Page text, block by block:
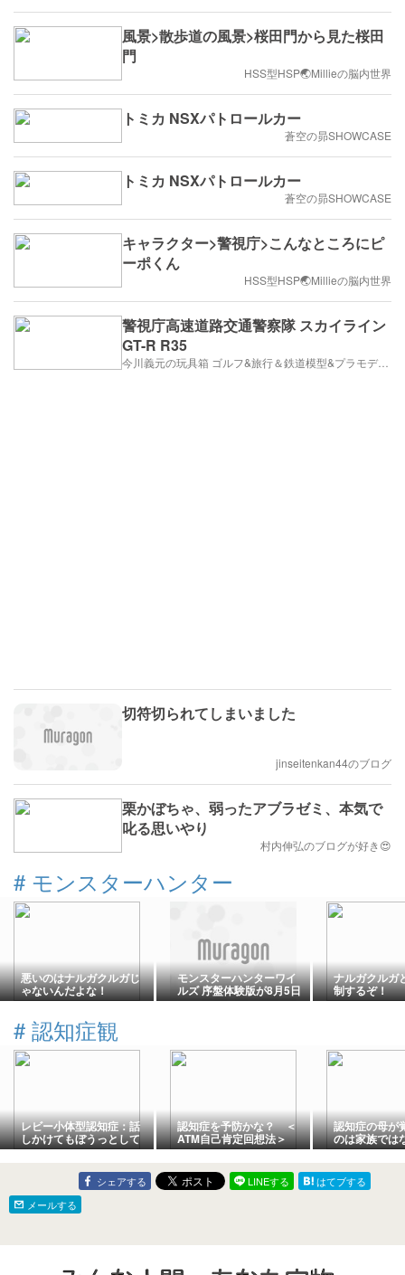
風景>散歩道の風景>桜田門から見た桜田
門
HSS型HSP🌏Millieの脳内世界
トミカ NSXパトロールカー
蒼空の昴SHOWCASE
トミカ NSXパトロールカー
蒼空の昴SHOWCASE
キャラクター>警視庁>こんなところにピ
ーポくん
HSS型HSP🌏Millieの脳内世界
警視庁高速道路交通警察隊 スカイライン
GT-R R35
今川義元の玩具箱 ゴルフ&旅行＆鉄道模型&プラモデル&株式投資
切符切られてしまいました
jinseitenkan44のブログ
栗かぼちゃ、弱ったアブラゼミ、本気で
叱る思いやり
村内伸弘のブログが好き😍
# モンスターハンター
悪いのはナルガクルガじ
ゃないんだよな！
モンスターハンターワイ
ルズ 序盤体験版が8月5日
（水）より配信開始！
ナルガクルガ
制するぞ！
# 認知症観
レビー小体型認知症：話
しかけてもぼうっとして
返事がない、傾眠、ちょ
こちょこ歩き、幻視、幻
聴の理由は何か（1/6）
認知症を予防かな？ ＜
ATM自己肯定回想法＞
認知症の母が
のは家族では
った｜記憶の
守る切なさ
シェアする LINEする
はてブする
メールする